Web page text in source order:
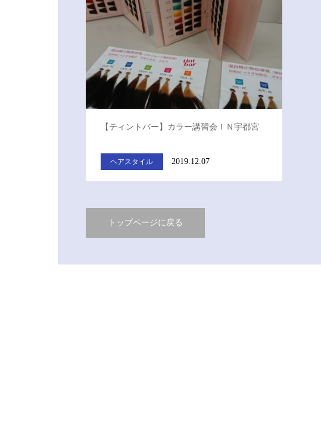
【ティントバー】カラー講習会ＩＮ宇都宮
ヘアスタイル 2019.12.07
トップページに戻る